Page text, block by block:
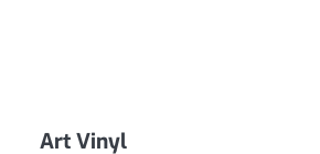
Art Vinyl